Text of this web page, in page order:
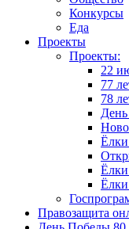
Конкурсы
Еда
Проекты
Проекты:
22
77
78
Правозащита